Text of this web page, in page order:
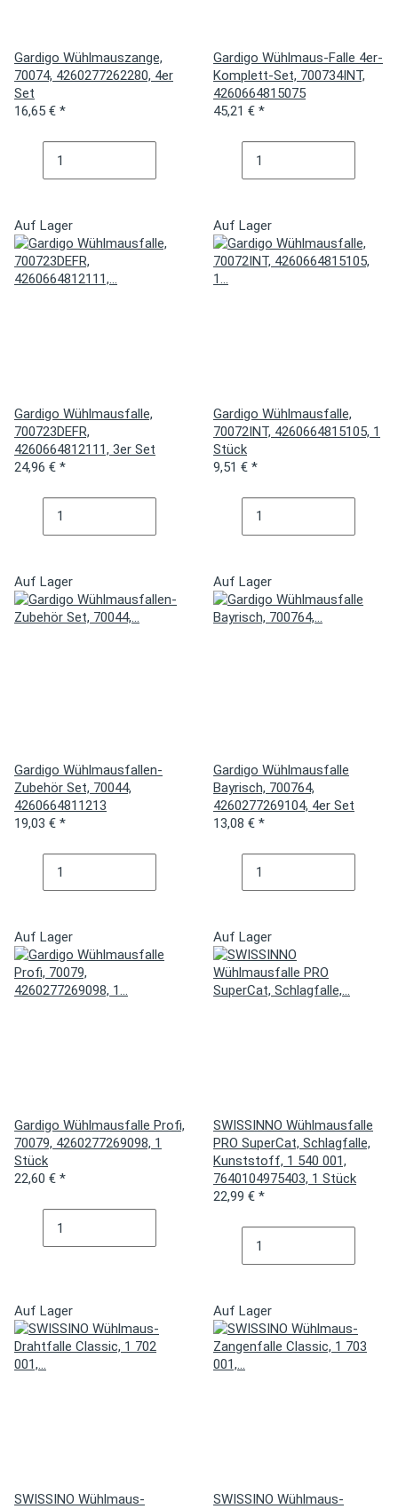
Gardigo Wühlmauszange,
70074, 4260277262280, 4er
Set
16,65 € *
Gardigo Wühlmaus-Falle 4er-
Komplett-Set, 700734INT,
4260664815075
45,21 € *
Auf Lager
Gardigo Wühlmausfalle,
700723DEFR,
4260664812111, 3er Set
24,96 € *
Auf Lager
Gardigo Wühlmausfalle,
70072INT, 4260664815105, 1
Stück
9,51 € *
Auf Lager
Gardigo Wühlmausfallen-
Zubehör Set, 70044,
4260664811213
19,03 € *
Auf Lager
Gardigo Wühlmausfalle
Bayrisch, 700764,
4260277269104, 4er Set
13,08 € *
Auf Lager
Gardigo Wühlmausfalle Profi,
70079, 4260277269098, 1
Stück
22,60 € *
Auf Lager
SWISSINNO Wühlmausfalle
PRO SuperCat, Schlagfalle,
Kunststoff, 1 540 001,
7640104975403, 1 Stück
22,99 € *
Auf Lager
SWISSINO Wühlmaus-
Auf Lager
SWISSINO Wühlmaus-